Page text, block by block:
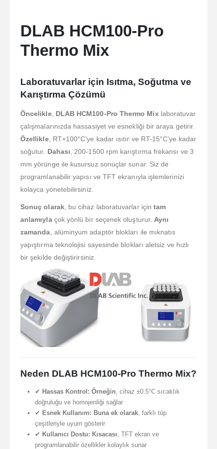
DLAB HCM100-Pro
Thermo Mix
Laboratuvarlar için Isıtma, Soğutma ve
Karıştırma Çözümü
Öncelikle, DLAB HCM100-Pro Thermo Mixlaboratuvar
çalışmalarınızda hassasiyet ve esnekliği bir araya getirir.
Özellikle, RT+100°C’ye kadar ısıtır ve RT-15°C’ye kadar
soğutur. Dahası , 200-1500 rpm karıştırma frekansı ve 3
mm yörünge ile kusursuz sonuçlar sunar. Siz de
programlanabilir yapısı ve TFT ekranıyla işlemlerinizi
kolayca yönetebilirsiniz.
Sonuç olarak, bu cihaz laboratuvarlar içintam
anlamıylaçok yönlü bir seçenek oluşturur. Aynı
zamanda , alüminyum adaptör blokları ile mıknatıs
yapıştırma teknolojisi sayesinde blokları aletsiz ve hızlı
bir şekilde değiştirirsiniz.
Neden DLAB HCM100-Pro Thermo Mix?
✔ Hassas Kontrol: Örneğin, cihaz ±0.5°C sıcaklık
doğruluğu ve homojenliği sağlar
✔ Esnek Kullanım: Buna ek olarak, farklı tüp
çeşitleriyle uyum gösterir
✔ Kullanıcı Dostu: Kısacası, TFT ekran ve
programlanabilir özellikler kolaylık sunar